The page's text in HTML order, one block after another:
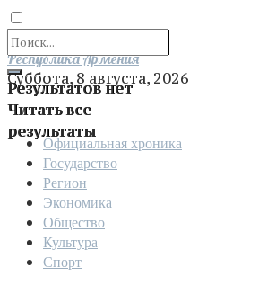
Результатов нет
Читать все
результаты
Отправить
Республика Армения
Суббота, 8 августа, 2026
Официальная хроника
Государство
Регион
Экономика
Общество
Культура
Спорт